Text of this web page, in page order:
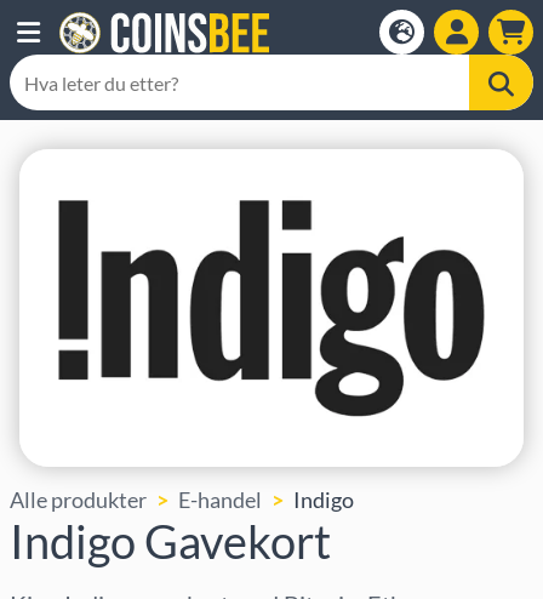
Alle produkter E-handel Indigo
Indigo Gavekort